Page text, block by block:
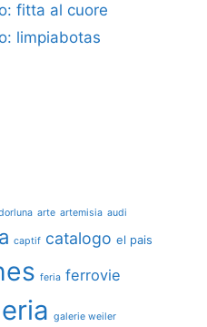
fitta al cuore
limpiabotas
arte artemisia audi
captif catalogo el pais
feria ferrovie
galerie weiler